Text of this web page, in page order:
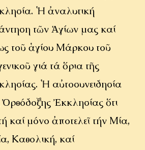
Ἡ ἀναλυτική
τῶν Ἁγίων μας καί
τοῦ ἁγίου Μάρκου τοῦ
γιά τά ὅρια τῆς
Ἡ αὐτοσυνειδησία
Ὀρθόδοξης Ἐκκλησίας ὅτι
καί μόνο ἀποτελεῖ τήν Μία,
Καθολική, καί